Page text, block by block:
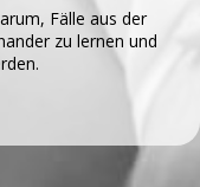
Fälle aus der
zu lernen und